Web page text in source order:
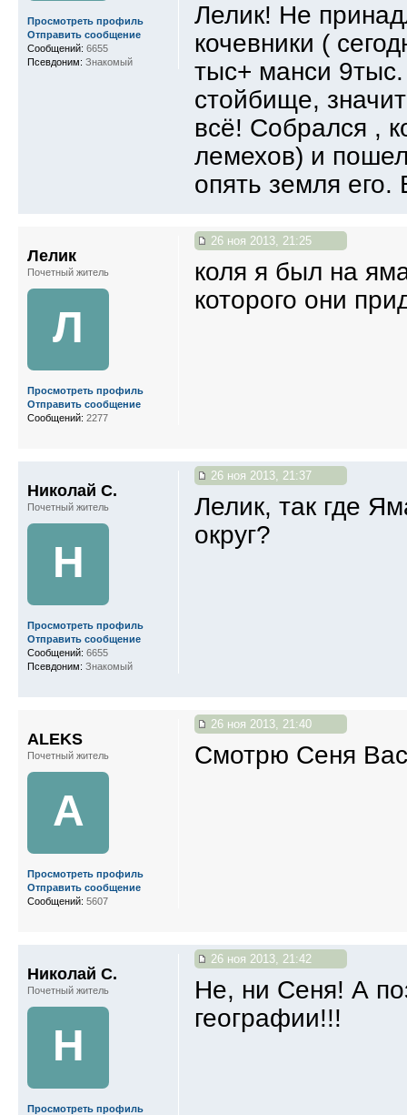
Лелик! Не
кочевники (
тыс+ манси
стойбище,
всё! Собрался ,
лемехов) и
опять земля его.
Просмотреть профиль
Отправить сообщение
Сообщений: 6655
Псевдоним: Знакомый
26 ноя 2013, 21:25
коля я был на
которого они
Лелик
Почетный житель
Л
Просмотреть профиль
Отправить сообщение
Сообщений: 2277
26 ноя 2013, 21:37
Лелик, так где
округ?
Николай С.
Почетный житель
Н
Просмотреть профиль
Отправить сообщение
Сообщений: 6655
Псевдоним: Знакомый
26 ноя 2013, 21:40
Смотрю Сеня
ALEKS
Почетный житель
A
Просмотреть профиль
Отправить сообщение
Сообщений: 5607
26 ноя 2013, 21:42
Не, ни Сеня! А
географии!!!
Николай С.
Почетный житель
Н
Просмотреть профиль